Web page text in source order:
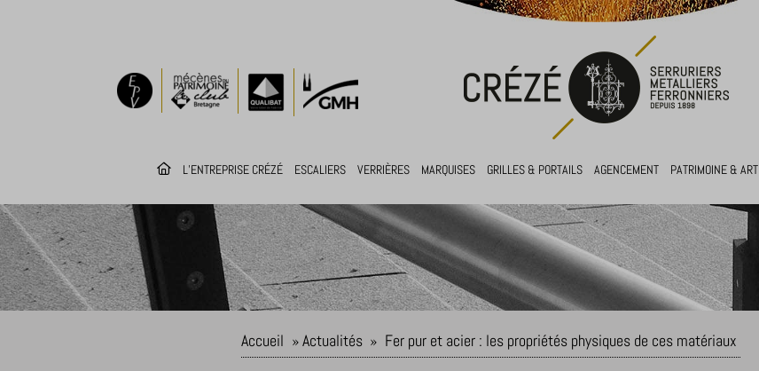
L’ENTREPRISE CRÉZÉ ESCALIERS VERRIÈRES MARQUISES GRILLES & PORTAILS AGENCEMENT PATRIMOINE & ART
Accueil »Actualités » Fer pur et acier : les propriétés physiques de ces matériaux